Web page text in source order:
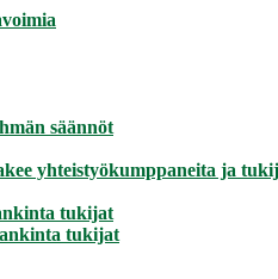
säännöt
yhteistyökumppaneita ja
tukijat
tukijat